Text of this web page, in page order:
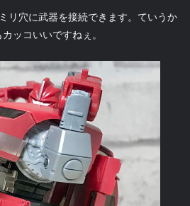
リ穴に武器を接続できます。ていうか
ッコいいですねぇ。